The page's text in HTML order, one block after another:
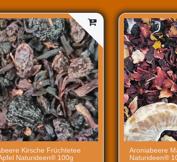
Kirsche Früchtetee
Naturideen® 100g
Aroniabeere
Naturideen®